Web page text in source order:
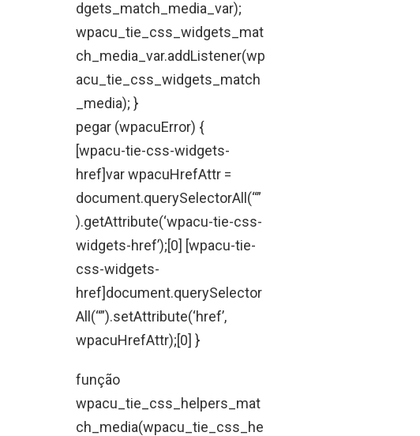
dgets_match_media_var);
wpacu_tie_css_widgets_mat
ch_media_var.addListener(wp
acu_tie_css_widgets_match
_media); }
pegar (wpacuError) {
[wpacu-tie-css-widgets-
href]var wpacuHrefAttr =
document.querySelectorAll(“”
).getAttribute(‘wpacu-tie-css-
widgets-href’);[0] [wpacu-tie-
css-widgets-
href]document.querySelector
All(“”).setAttribute(‘href’,
wpacuHrefAttr);[0] }
função
wpacu_tie_css_helpers_mat
ch_media(wpacu_tie_css_he